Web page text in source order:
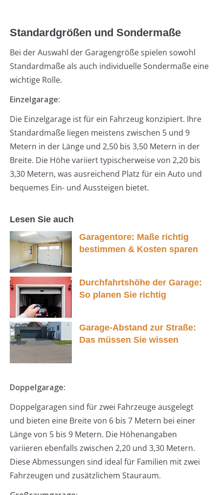
Standardgrößen und Sondermaße
Bei der Auswahl der Garagengröße spielen sowohl
Standardmaße als auch individuelle Sondermaße eine
wichtige Rolle.
Einzelgarage:
Die Einzelgarage ist für ein Fahrzeug konzipiert. Ihre
Standardmaße liegen meistens zwischen 5 und 9
Metern in der Länge und 2,50 bis 3,50 Metern in der
Breite. Die Höhe variiert typischerweise von 2,20 bis
3,30 Metern, was ausreichend Platz für ein Auto und
bequemes Ein- und Aussteigen bietet.
Lesen Sie auch
Garagentore: Maße richtig
bestimmen & Kosten sparen
Durchfahrtshöhe der Garage:
So planen Sie richtig
Garage-Abstand zur Straße:
Das müssen Sie wissen
Doppelgarage:
Doppelgaragen sind für zwei Fahrzeuge ausgelegt
und bieten eine Breite von 6 bis 7 Metern bei einer
Länge von 5 bis 9 Metern. Die Höhenangaben
variieren ebenfalls zwischen 2,20 und 3,30 Metern.
Diese Abmessungen sind ideal für Familien mit zwei
Fahrzeugen und zusätzlichem Stauraum.